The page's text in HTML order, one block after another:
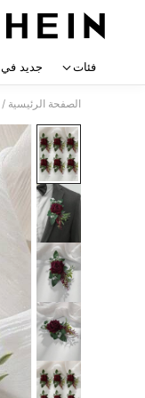
فئات جديد في
الصفحة الرئيسية /